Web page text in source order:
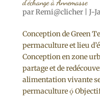
d’échange à Annemasse
parRemi@clicher| J-
Conception de Green
permaculture et lieu
Conception en zone
partage et de
alimentation vivante
permaculture 